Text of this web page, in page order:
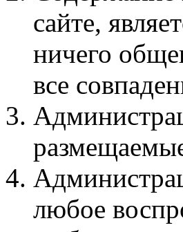
сайте,
ничего
все
любое